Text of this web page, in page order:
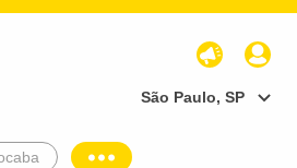
São Paulo, SP